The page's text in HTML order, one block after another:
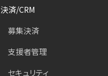
決済/CRM
募集決済
支援者管理
セキュリティ